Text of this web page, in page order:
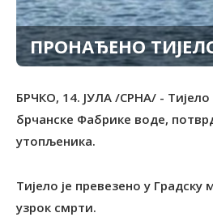
ПРОНАЂЕНО
БРЧКО, 14. ЈУЛА /СРНА/ -
брчанске Фабрике воде,
утопљеника.
Tијело је превезено у
узрок смрти.